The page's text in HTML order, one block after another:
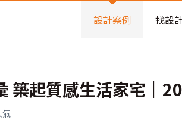
老
設計案例 找設
築起質感生活家宅
氣